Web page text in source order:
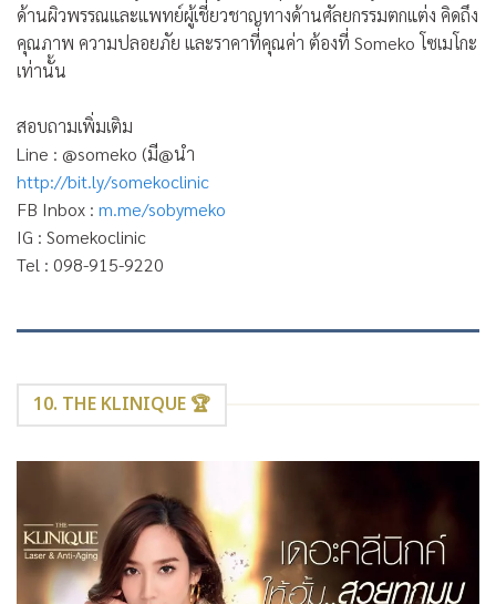
ด้านผิวพรรณและแพทย์ผู้เชี่ยวชาญทางด้านศัลยกรรมตกแต่ง คิดถึง
คุณภาพ ความปลอยภัย และราคาที่คุณค่า ต้องที่ Someko โซเมโกะ
เท่านั้น
สอบถามเพิ่มเติม
Line : @someko (มี@นำ
http://bit.ly/somekoclinic
FB Inbox : m.me/sobymeko
IG : Somekoclinic
Tel : 098-915-9220
10. THE KLINIQUE 🏆